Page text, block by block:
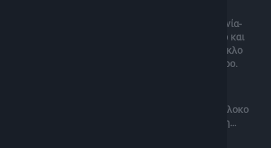
επιφαινόμενα και τις επιδράσεις τους σε Ουκρανία-
Μέση Ανατολή- Ευρασία και Ανατολική Μεσόγειο και
τις παγκόσμιες αναταράξεις από τον Αρκτικό κύκλο
έως την Άπω Ανατολή και την Αμερικανική ήπειρο.
– Το δόγμα των σχέσεων ισχύος Τράμπ , το σύμπλοκο
ΗΠΑ-Ρωσία – Κίνα , η Ινδία και η αμήχανη Ευρώπη…